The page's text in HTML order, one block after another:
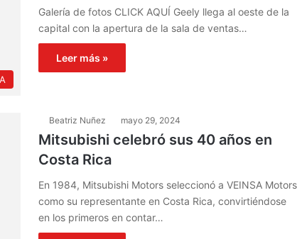
Galería de fotos CLICK AQUÍ Geely llega al oeste de la
capital con la apertura de la sala de ventas…
Leer más »
Beatriz Nuñez mayo 29, 2024
Mitsubishi celebró sus 40 años en
Costa Rica
En 1984, Mitsubishi Motors seleccionó a VEINSA Motors
como su representante en Costa Rica, convirtiéndose
en los primeros en contar…